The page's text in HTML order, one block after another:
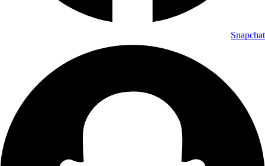
Snapchat